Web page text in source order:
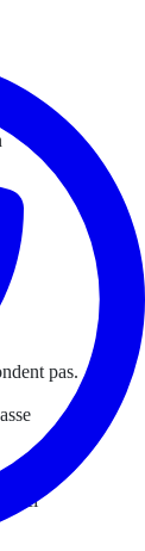
pas.
ici